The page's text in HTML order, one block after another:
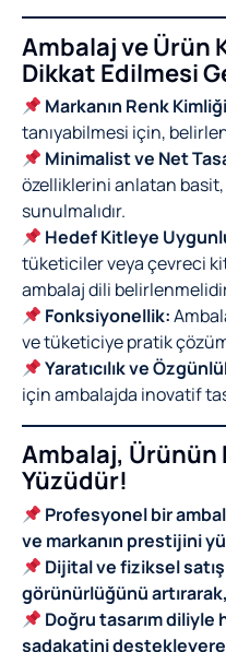
Ambalaj ve Ürün
Dikkat Edilmesi
Markanın Renk
tanıyabilmesi için,
Minimalist ve Net
özelliklerini anlatan basit,
sunulmalıdır.
Hedef Kitleye
tüketiciler veya çevreci
ambalaj dili
Fonksiyonellik:
ve tüketiciye pratik
Yaratıcılık ve
için ambalajda inovatif
Ambalaj, Ürünün
Yüzüdür!
Profesyonel bir
ve markanın prestijini
Dijital ve fiziksel
görünürlüğünü
Doğru tasarım diliyle
sadakatini